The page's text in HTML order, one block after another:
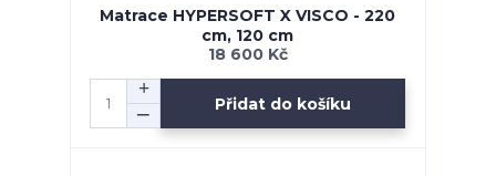
Matrace HYPERSOFT X VISCO - 220
cm, 120 cm
18 600 Kč
Přidat do košíku